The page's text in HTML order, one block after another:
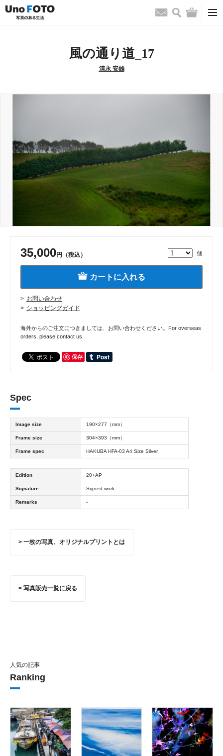
お問い合わせ
検索 バッグ
風の通り道_17
清永 安雄
35,000円（税込） 個
カートに入れる
お問い合わせ
ショッピングガイド
海外からのご注文につきましては、お問い合わせください。For overseas
orders, please contact us.
保存
Spec
Image size 190×277（mm）
Frame size 304×393（mm）
Frame spec HAKUBA HFA-03 A4 Size Silver
Edition 20+AP
Signature Signed work
Remarks -
> 一枚の写真、オリジナルプリントとは
< 写真販売一覧に戻る
人気の記事
Ranking